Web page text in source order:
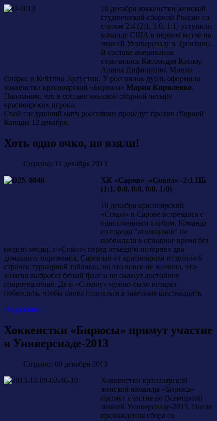
10 декабря хоккеистки женской
студенческой сборной России со
счетом 2:4 (2:1, 1:0, 1:1) уступили
команде США в первом матче на
зимней Универсиаде в Трентино.
В составе американок
отличились Кассондра Кэтлоу,
Алиша Дифилиппо, Молли
Спаркс и Кейтлин Аугустин. У россиянок дубль оформила
хоккеистка красноярской «Бирюсы» Мария Кириленко.
Напомним, что в составе женской сборной четыре
красноярских игрока.
Свой следующий матч россиянки проведут против сборной
Канады 12 декабря.
Хоть одно очко, но взяли!
Создано: 11 декабря 2013
ХК «Саров» -«Сокол» -2:1 ПБ
(1:1, 0:0, 0:0, 0:0, 1:0)
10 декабря красноярский
«Сокол» в Сарове встречался с
одноименным клубом. Команда
из города "атомщиков" не
побеждала в основное время без
недели месяц, а «Сокол» перед отъездом потерпел два
домашних поражения. Саровчан от красноярцев отделяло 6
строчек турнирной таблицы, но это вовсе не значило, что
хозяева выбросят белый флаг и не окажут достойное
сопротивление. Да и «Соколу» нужно было позарез
побеждать, чтобы снова подняться в заветные шестнадцать.
Подробнее...
Хоккеистки «Бирюсы» примут участие
в Универсиаде-2013
Создано: 09 декабря 2013
Хоккеистки красноярской
женской команды «Бирюса»
примут участие во Всемирной
зимней Универсиаде-2013. После
прохождения сбора со